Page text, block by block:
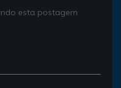
esta postagem